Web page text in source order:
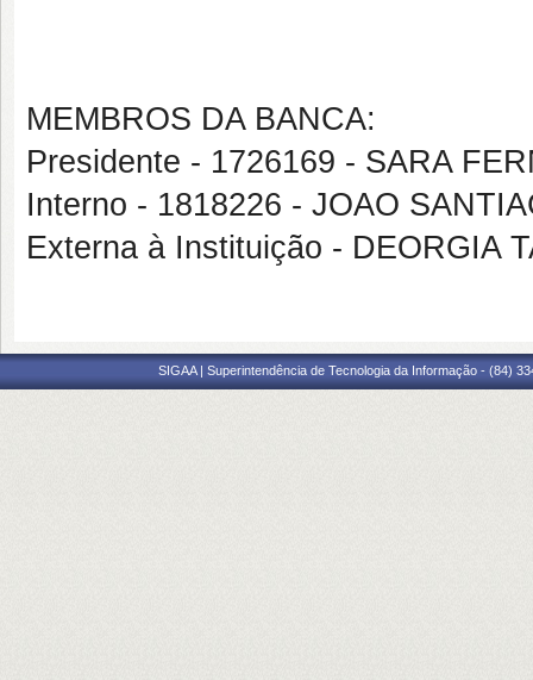
MEMBROS DA BANCA:
Presidente - 1726169 - SARA
Interno - 1818226 - JOAO
Externa à Instituição - DEORGIA
SIGAA | Superintendência de Tecnologia da Informação - (84)